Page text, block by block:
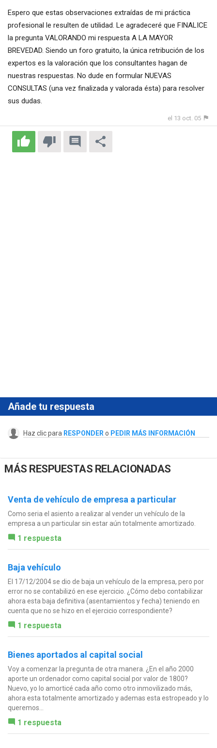
Espero que estas observaciones extraídas de mi práctica
profesional le resulten de utilidad. Le agradeceré que FINALICE
la pregunta VALORANDO mi respuesta A LA MAYOR
BREVEDAD. Siendo un foro gratuito, la única retribución de los
expertos es la valoración que los consultantes hagan de
nuestras respuestas. No dude en formular NUEVAS
CONSULTAS (una vez finalizada y valorada ésta) para resolver
sus dudas.
el 13 oct. 05
Añade tu respuesta
Haz clic para RESPONDER o PEDIR MÁS INFORMACIÓN
MÁS RESPUESTAS RELACIONADAS
Venta de vehículo de empresa a particular
Como seria el asiento a realizar al vender un vehículo de la
empresa a un particular sin estar aún totalmente amortizado.
1 respuesta
Baja vehículo
El 17/12/2004 se dio de baja un vehículo de la empresa, pero por
error no se contabilizó en ese ejercicio. ¿Cómo debo contabilizar
ahora esta baja definitiva (asentamientos y fecha) teniendo en
cuenta que no se hizo en el ejercicio correspondiente?
1 respuesta
Bienes aportados al capital social
Voy a comenzar la pregunta de otra manera. ¿En el año 2000
aporte un ordenador como capital social por valor de 1800?
Nuevo, yo lo amorticé cada año como otro inmovilizado más,
ahora esta totalmente amortizado y ademas esta estropeado y lo
queremos...
1 respuesta